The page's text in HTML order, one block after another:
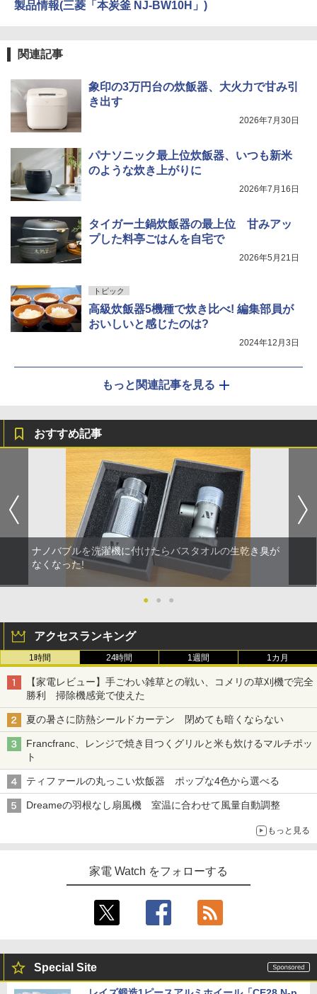
製品情報(三菱「本炭釜 NJ-BW10H」)
関連記事
象印の3万円台の炊飯器、大火力で甘み引
き出す
2026年7月30日
パナソニック最上位炊飯器、いつも新米
のような炊き上がりに
2026年7月16日
タイガー土鍋炊飯器の最上位 甘みアッ
プした料亭ごはんを自宅で
2026年5月21日
トピック
高級炊飯器5機種で炊き比べ! 編集部員が
おいしいと感じたのは?
2024年12月3日
もっと関連記事を見る
おすすめ記事
ナノバブルを洗濯機に付けたらバスタオルの生乾き臭が
なくなった!
● ● ●
アクセスランキング
1時間 24時間 1週間 1カ月
【家電レビュー】手ごわい雑草との戦い、コメリの草刈機で完全
勝利 掃除機感覚で使えた
夏の暑さに防熱シールドカーテン 閉めても暗くならない
Francfranc、レンジで焼き目つくグリルと米も炊けるマルチポッ
ト
ティファールの丸っこい炊飯器 ポップな4色から選べる
Dreameの羽根なし扇風機 室温に合わせて風量自動調整
もっと見る
家電 Watch をフォローする
Special Site